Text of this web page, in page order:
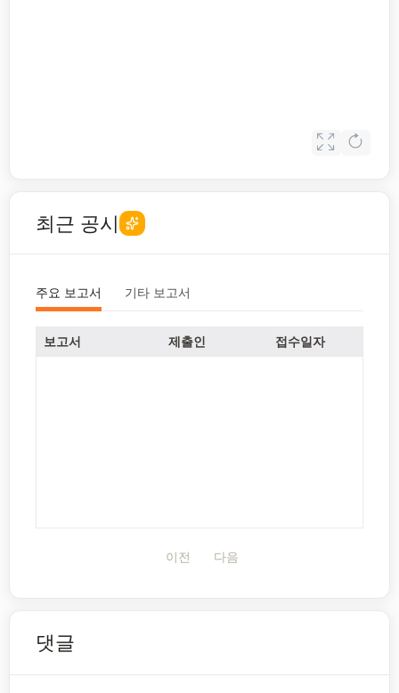
최근 공시
주요 보고서 기타 보고서
보고서 제출인 접수일자
이전 다음
댓글